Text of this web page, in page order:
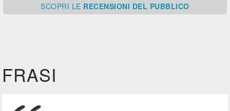
SCOPRI LE RECENSIONI DEL PUBBLICO
FRASI